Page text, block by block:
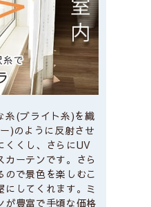
糸(ブライト糸)を織
)のように反射させ
くくし、さらにUV
ーテンです。さら
ので景色を楽しむこ
にしてくれます。ミ
が豊富で手頃な価格